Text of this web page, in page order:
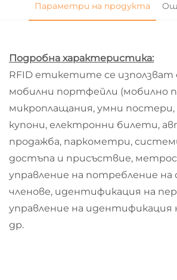
Параметри на продукта
Подробна характеристика:
RFID етикетите се използват
мобилни портфейли (мобилно
микроплащания, умни
купони, електронни билети,
продажба, паркометри,
достъпа и присъствие,
управление на потребление
членове, идентификация на
управление на идентификация
др.